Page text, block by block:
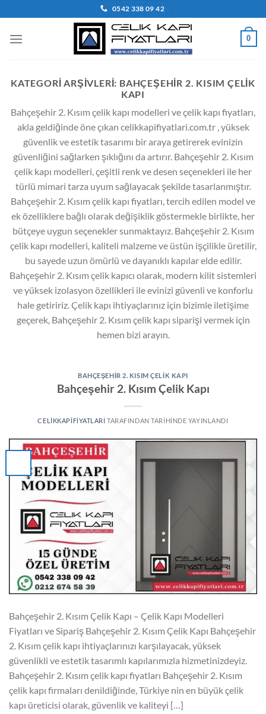
atla
0542 338 09 42
0
KATEGORI ARŞIVLERI: BAHÇEŞEHIR 2. KISIM ÇELIK
KAPI
Bahçeşehir 2. Kısım çelik kapı modelleri ve çelik kapı fiyatları,
akla geldiğinde öne çıkan celikkapifiyatlari.com.tr , yüksek
güvenlik ve estetik tasarımı bir araya getirerek evinizin
güvenliğini sağlarken şıklığını da artırır. Bahçeşehir 2. Kısım
çelik kapı modelleri, çeşitli renk ve desen seçenekleri ile her
türlü mimari tarza uyum sağlayacak şekilde tasarlanmıştır.
Bahçeşehir 2. Kısım çelik kapı fiyatları, tercih edilen model ve
ek özelliklere bağlı olarak değişiklik göstermekle birlikte, her
bütçeye uygun seçenekler sunmaktayız. Bahçeşehir 2. Kısım
çelik kapı modelleri, kaliteli malzeme ve üstün işçilikle üretilir,
bu sayede uzun ömürlü ve dayanıklı kapılar elde edilir.
Bahçeşehir 2. Kısım çelik kapıcı olarak, modern kilit sistemleri
ve yüksek izolasyon özellikleri ile evinizi güvenli ve konforlu
hale getiririz. Çelik kapı ihtiyaçlarınız için bizimle iletişime
geçerek, Bahçeşehir 2. Kısım çelik kapı siparişi vermek için
hemen bizi arayın.
BAHÇEŞEHIR 2. KISIM ÇELIK KAPI
Bahçeşehir 2. Kısım Çelik Kapı
CELIKKAPIFIYATLARI TARAFINDAN TARIHINDE YAYINLANDI
Bahçeşehir 2. Kısım Çelik Kapı – Çelik Kapı Modelleri
Fiyatları ve Sipariş Bahçeşehir 2. Kısım Çelik Kapı Bahçeşehir
2. Kısım çelik kapı ihtiyaçlarınızı karşılayacak, yüksek
güvenlikli ve estetik tasarımlı kapılarımızla hizmetinizdeyiz.
Bahçeşehir 2. Kısım çelik kapı fiyatları Bahçeşehir 2. Kısım
çelik kapı firmaları denildiğinde, Türkiye nin en büyük çelik
kapı üreticisi olarak, güvenlik ve kaliteyi […]